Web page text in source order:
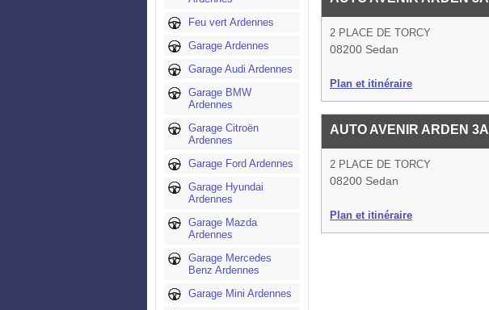
Feu vert Ardennes
Garage Ardennes
Garage Audi Ardennes
Garage BMW
Ardennes
Garage Citroën
Ardennes
Garage Ford Ardennes
Garage Hyundai
Ardennes
Garage Mazda
Ardennes
Garage Mercedes
Benz Ardennes
Garage Mini Ardennes
2 PLACE DE TORCY
08200 Sedan
Plan et itinéraire
AUTO AVENIR ARDEN 3A
2 PLACE DE TORCY
08200 Sedan
Plan et itinéraire